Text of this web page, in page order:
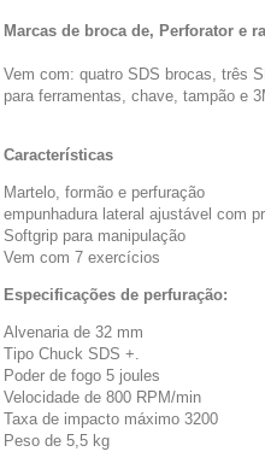
Marcas de broca de, Perforator e
Vem com: quatro SDS brocas, três
para ferramentas, chave, tampão e
Características
Martelo, formão e perfuração
empunhadura lateral ajustável com
Softgrip para manipulação
Vem com 7 exercícios
Especificações de perfuração:
Alvenaria de 32 mm
Tipo Chuck SDS +.
Poder de fogo 5 joules
Velocidade de 800 RPM/min
Taxa de impacto máximo 3200
Peso de 5,5 kg